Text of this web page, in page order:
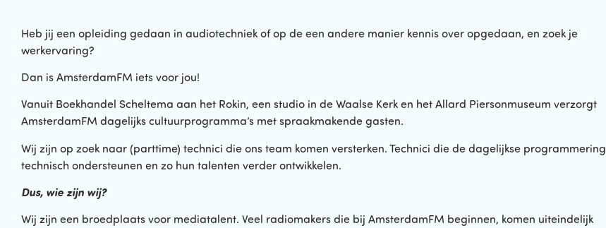
Heb jij een opleiding gedaan in audiotechniek of op de een andere manier kennis over opgedaan, en zoek je
werkervaring?
Dan is AmsterdamFM iets voor jou!
Vanuit Boekhandel Scheltema aan het Rokin, een studio in de Waalse Kerk en het Allard Piersonmuseum verzorgt
AmsterdamFM dagelijks cultuurprogramma’s met spraakmakende gasten.
Wij zijn op zoek naar (parttime) technici die ons team komen versterken. Technici die de dagelijkse programmering
technisch ondersteunen en zo hun talenten verder ontwikkelen.
Dus, wie zijn wij?
Wij zijn een broedplaats voor mediatalent. Veel radiomakers die bij AmsterdamFM beginnen, komen uiteindelijk